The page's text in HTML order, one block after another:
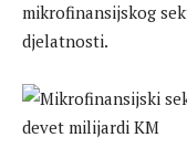
mikrofinansijskog
djelatnosti.